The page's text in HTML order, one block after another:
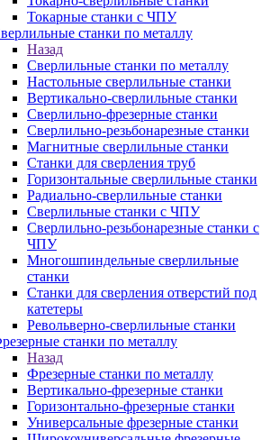
Токарные станки с ЧПУ
станки по металлу
Назад
Сверлильные станки по металлу
Настольные сверлильные станки
Вертикально-сверлильные станки
Сверлильно-фрезерные станки
Сверлильно-резьбонарезные станки
Магнитные сверлильные станки
Станки для сверления труб
Горизонтальные сверлильные станки
Радиально-сверлильные станки
Сверлильные станки с ЧПУ
Сверлильно-резьбонарезные станки с
ЧПУ
Многошпиндельные сверлильные
станки
Станки для сверления отверстий под
катетеры
Револьверно-сверлильные станки
станки по металлу
Назад
Фрезерные станки по металлу
Вертикально-фрезерные станки
Горизонтально-фрезерные станки
Универсальные фрезерные станки